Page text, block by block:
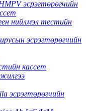
эсрэгтөрөгчийн
нийлмэл тестийн
эсрэгтөрөгчийн
кассет
эсрэгтөрөгчийн